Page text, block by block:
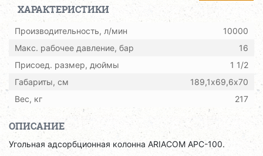
ХАРАКТЕРИСТИКИ
Производительность, л/мин
10000
Макс. рабочее давление, бар
16
Присоед. размер, дюймы
1 1/2
Габариты, см
189,1х69,6х70
Вес, кг
217
ОПИСАНИЕ
Угольная адсорбционная колонна ARIACOM APС-100.